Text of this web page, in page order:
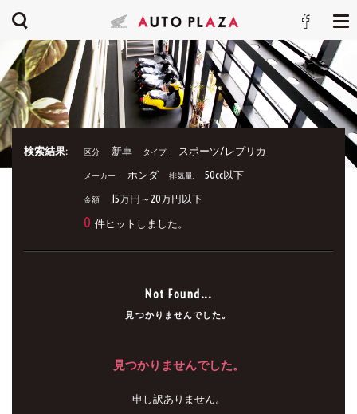
検索結果: 区分: 新車 タイプ: スポーツ/レプリカ
メーカー: ホンダ 排気量: 50cc以下
金額: 15万円～20万円以下
0 件ヒットしました。
Not Found...
見つかりませんでした。
見つかりませんでした。
申し訳ありません。